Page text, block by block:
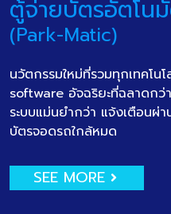
ตู้จ่ายบัตรอัตโน
(Park-Matic)
นวัตกรรมใหม่ที่รวมทุกเทคโน
software อัจฉริยะที่ฉลาดกว่
ระบบแม่นยำกว่า แจ้งเตือนผ่
บัตรจอดรถใกล้หมด
SEE MORE